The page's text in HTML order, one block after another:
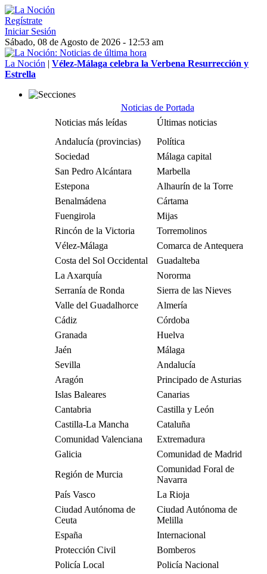
Regístrate
Iniciar Sesión
Sábado, 08 de Agosto de 2026 - 12:53 am
La Noción | Vélez-Málaga celebra la Verbena Resurrección y
Estrella
Noticias de Portada
Noticias más leídas
Últimas noticias
Andalucía (provincias)
Política
Sociedad
Málaga capital
San Pedro Alcántara
Marbella
Estepona
Alhaurín de la Torre
Benalmádena
Cártama
Fuengirola
Mijas
Rincón de la Victoria
Torremolinos
Vélez-Málaga
Comarca de Antequera
Costa del Sol Occidental
Guadalteba
La Axarquía
Nororma
Serranía de Ronda
Sierra de las Nieves
Valle del Guadalhorce
Almería
Cádiz
Córdoba
Granada
Huelva
Jaén
Málaga
Sevilla
Andalucía
Aragón
Principado de Asturias
Islas Baleares
Canarias
Cantabria
Castilla y León
Castilla-La Mancha
Cataluña
Comunidad Valenciana
Extremadura
Galicia
Comunidad de Madrid
Región de Murcia
Comunidad Foral de
Navarra
País Vasco
La Rioja
Ciudad Autónoma de
Ceuta
Ciudad Autónoma de
Melilla
España
Internacional
Protección Civil
Bomberos
Policía Local
Policía Nacional